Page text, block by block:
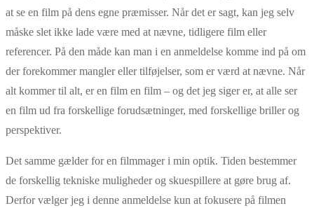
at se en film på dens egne præmisser. Når det er sagt, kan jeg selv
måske slet ikke lade være med at nævne, tidligere film eller
referencer. På den måde kan man i en anmeldelse komme ind på om
der forekommer mangler eller tilføjelser, som er værd at nævne. Når
alt kommer til alt, er en film en film – og det jeg siger er, at alle ser
en film ud fra forskellige forudsætninger, med forskellige briller og
perspektiver.
Det samme gælder for en filmmager i min optik. Tiden bestemmer
de forskellig tekniske muligheder og skuespillere at gøre brug af.
Derfor vælger jeg i denne anmeldelse kun at fokusere på filmen